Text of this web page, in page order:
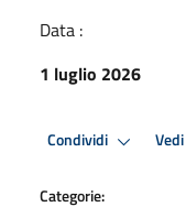
Data :
1 luglio 2026
Condividi
Categorie: